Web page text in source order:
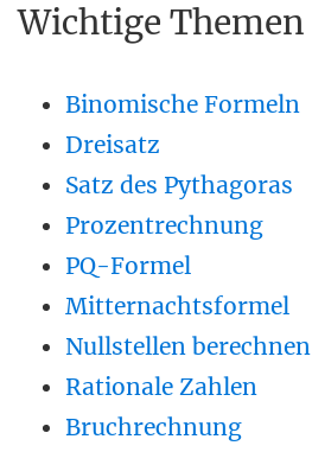
Wichtige Themen
Binomische Formeln
Dreisatz
Satz des Pythagoras
Prozentrechnung
PQ-Formel
Mitternachtsformel
Nullstellen berechnen
Rationale Zahlen
Bruchrechnung